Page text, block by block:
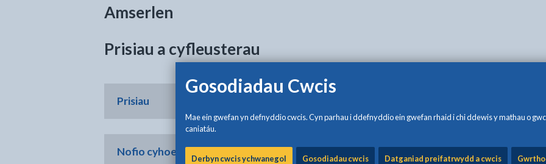
Gosodiadau Cwcis
Mae ein gwefan yn defnyddio cwcis. Cyn parhau i ddefnyddio ein gwefan rhaid i chi ddewis y mathau o
caniatáu.
Derbyn cwcis ychwanegol Gosodiadau cwcis Datganiad preifatrwydd a cwcis
Amserlen
Prisiau a cyfleusterau
Prisiau
Nofio cyhoeddus